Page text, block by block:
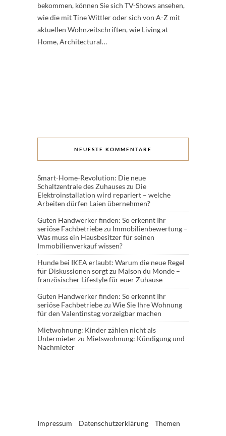
bekommen, können Sie sich TV-Shows ansehen,
wie die mit Tine Wittler oder sich von A-Z mit
aktuellen Wohnzeitschriften, wie Living at
Home, Architectural…
NEUESTE KOMMENTARE
Smart-Home-Revolution: Die neue
Schaltzentrale des Zuhauseszu Die
Elektroinstallation wird repariert – welche
Arbeiten dürfen Laien übernehmen?
Guten Handwerker finden: So erkennt Ihr
seriöse Fachbetriebezu Immobilienbewertung –
Was muss ein Hausbesitzer für seinen
Immobilienverkauf wissen?
Hunde bei IKEA erlaubt: Warum die neue Regel
für Diskussionen sorgtzu Maison du Monde –
französischer Lifestyle für euer Zuhause
Guten Handwerker finden: So erkennt Ihr
seriöse Fachbetriebezu Wie Sie Ihre Wohnung
für den Valentinstag vorzeigbar machen
Mietwohnung: Kinder zählen nicht als
Untermieterzu Mietswohnung: Kündigung und
Nachmieter
Impressum Datenschutzerklärung Themen